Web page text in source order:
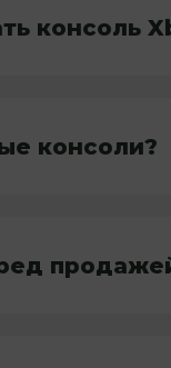
консоль
консоли?